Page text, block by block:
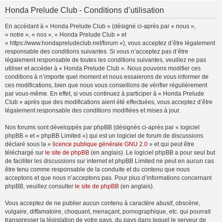
Honda Prelude Club - Conditions d’utilisation
En accédant à « Honda Prelude Club » (désigné ci-après par « nous »,
« notre », « nos », « Honda Prelude Club » et
« https://www.hondapreludeclub.net/forum »), vous acceptez d’être légalement
responsable des conditions suivantes. Si vous n’acceptez pas d’être
légalement responsable de toutes les conditions suivantes, veuillez ne pas
utiliser et accéder à « Honda Prelude Club ». Nous pouvons modifier ces
conditions à n’importe quel moment et nous essaierons de vous informer de
ces modifications, bien que nous vous conseillons de vérifier régulièrement
par vous-même. En effet, si vous continuez à participer à « Honda Prelude
Club » après que des modifications aient été effectuées, vous acceptez d’être
légalement responsable des conditions modifiées et mises à jour.
Nos forums sont développés par phpBB (désignés ci-après par « logiciel
phpBB » et « phpBB Limited ») qui est un logiciel de forum de discussions
déclaré sous la « licence publique générale GNU 2.0 » et qui peut être
téléchargé sur le site de phpBB (en anglais). Le logiciel phpBB a pour seul but
de faciliter les discussions sur internet et phpBB Limited ne peut en aucun cas
être tenu comme responsable de la conduite et du contenu que nous
acceptons et que nous n’acceptons pas. Pour plus d’informations concernant
phpBB, veuillez consulter le site de phpBB (en anglais).
Vous acceptez de ne publier aucun contenu à caractère abusif, obscène,
vulgaire, diffamatoire, choquant, menaçant, pornographique, etc. qui pourrait
transgresser la législation de votre pays, du pays dans lequel le serveur de